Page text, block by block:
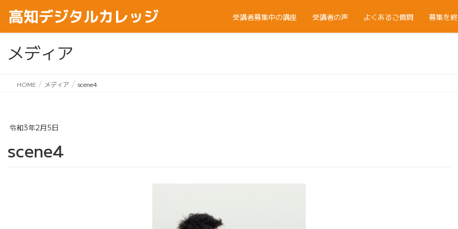
受講者募集中の講座 受講者の声 よくあるご質問 募集を
メディア
HOME メディア scene4
令和3年2月5日
scene4